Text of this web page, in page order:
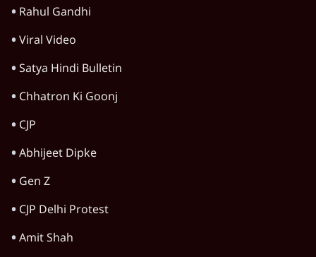
Rahul Gandhi
Viral Video
Satya Hindi Bulletin
Chhatron Ki Goonj
CJP
Abhijeet Dipke
Gen Z
CJP Delhi Protest
Amit Shah